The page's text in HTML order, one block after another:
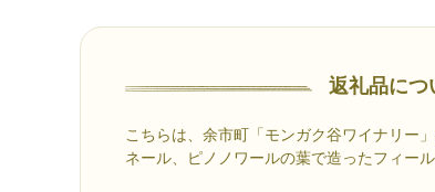
返礼品につ
こちらは、余市町「モンガク谷ワイナリー
ネール、ピノノワールの葉で造ったフィー